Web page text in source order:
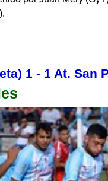
1 - 1 At. San